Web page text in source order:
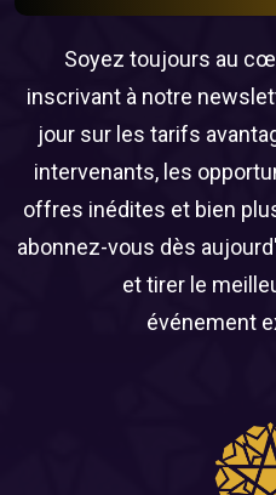
Soyez toujours au
inscrivant à notre
jour sur les tarifs
intervenants, les
offres inédites et bien
abonnez-vous dès
et tirer le
événement